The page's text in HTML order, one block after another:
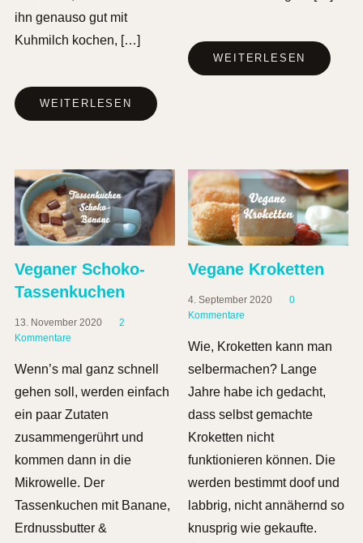
ihn genauso gut mit
Kuhmilch kochen, […]
WEITERLESEN
WEITERLESEN
Veganer Schoko-
Tassenkuchen
13. November 2020
2
Kommentare
Wenn’s mal ganz schnell
gehen soll, werden einfach
ein paar Zutaten
zusammengerührt und
kommen dann in die
Mikrowelle. Der
Tassenkuchen mit Banane,
Erdnussbutter &
Vegane Kroketten
4. September 2020
0
Kommentare
Wie, Kroketten kann man
selbermachen? Lange
Jahre habe ich gedacht,
dass selbst gemachte
Kroketten nicht
funktionieren können. Die
werden bestimmt doof und
labbrig, nicht annähernd so
knusprig wie gekaufte.